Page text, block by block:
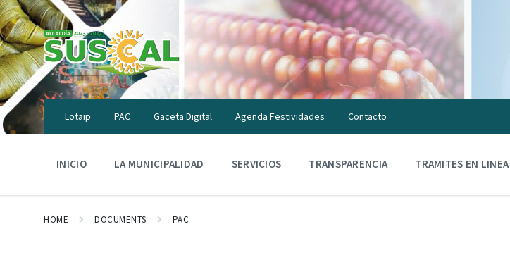
Skip
to
content
Skip
to
main
navigation
Skip
to
footer
Lotaip PAC Gaceta Digital Agenda Festividades Contacto
INICIO LA MUNICIPALIDAD SERVICIOS TRANSPARENCIA TRAMITES EN LINEA
HOME DOCUMENTS PAC